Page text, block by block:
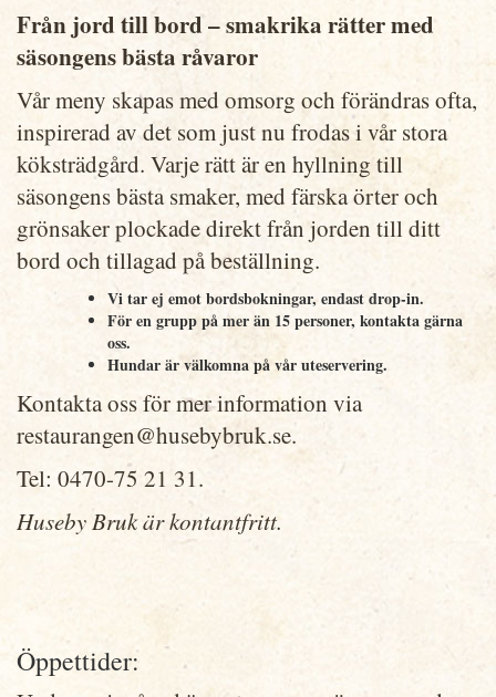
Från jord till bord – smakrika rätter med
säsongens bästa råvaror
Vår meny skapas med omsorg och förändras ofta,
inspirerad av det som just nu frodas i vår stora
köksträdgård. Varje rätt är en hyllning till
säsongens bästa smaker, med färska örter och
grönsaker plockade direkt från jorden till ditt
bord och tillagad på beställning.
Vi tar ej emot bordsbokningar, endast drop-in.
För en grupp på mer än 15 personer, kontakta gärna
oss.
Hundar är välkomna på vår uteservering.
Kontakta oss för mer information via
restaurangen@husebybruk.se.
Tel: 0470-75 21 31.
Huseby Bruk är kontantfritt.
Öppettider: